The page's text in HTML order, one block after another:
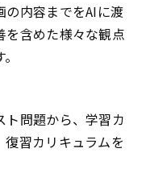
の内容までをAIに渡
を含めた様々な観点
ト問題から、学習カ
復習カリキュラムを